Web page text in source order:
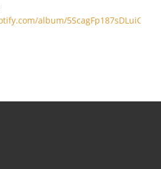
album/